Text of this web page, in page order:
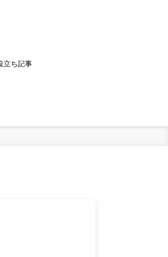
立ち記事